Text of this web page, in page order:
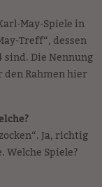
May-Spiele in
Treff“, dessen
Die Nennung
Rahmen hier
Ja, richtig
Spiele?